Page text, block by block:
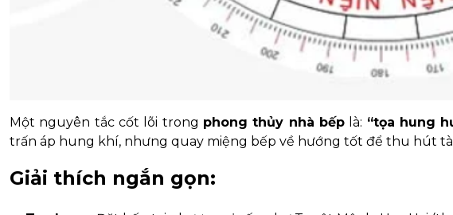
Một nguyên tắc cốt lõi trong phong thủy nhà bếp là: “tọa hung
trấn áp hung khí, nhưng quay miệng bếp về hướng tốt để thu hút
Giải thích ngắn gọn: